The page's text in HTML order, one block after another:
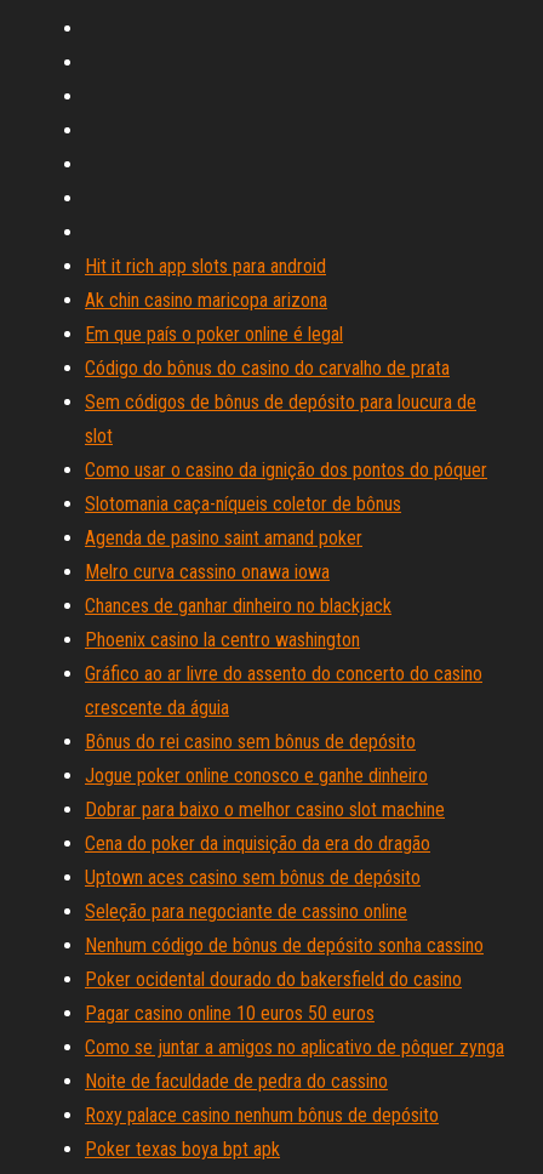
Hit it rich app slots para android
Ak chin casino maricopa arizona
Em que país o poker online é legal
Código do bônus do casino do carvalho de prata
Sem códigos de bônus de depósito para loucura de
slot
Como usar o casino da ignição dos pontos do póquer
Slotomania caça-níqueis coletor de bônus
Agenda de pasino saint amand poker
Melro curva cassino onawa iowa
Chances de ganhar dinheiro no blackjack
Phoenix casino la centro washington
Gráfico ao ar livre do assento do concerto do casino
crescente da águia
Bônus do rei casino sem bônus de depósito
Jogue poker online conosco e ganhe dinheiro
Dobrar para baixo o melhor casino slot machine
Cena do poker da inquisição da era do dragão
Uptown aces casino sem bônus de depósito
Seleção para negociante de cassino online
Nenhum código de bônus de depósito sonha cassino
Poker ocidental dourado do bakersfield do casino
Pagar casino online 10 euros 50 euros
Como se juntar a amigos no aplicativo de pôquer zynga
Noite de faculdade de pedra do cassino
Roxy palace casino nenhum bônus de depósito
Poker texas boya bpt apk